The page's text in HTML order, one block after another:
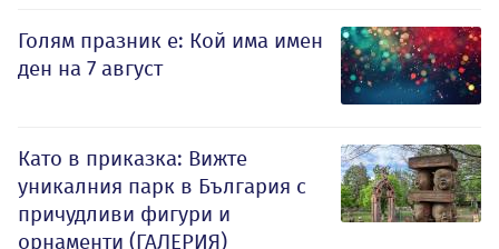
Голям празник е: Кой има имен
ден на 7 август
Като в приказка: Вижте
уникалния парк в България с
причудливи фигури и
орнаменти (ГАЛЕРИЯ)